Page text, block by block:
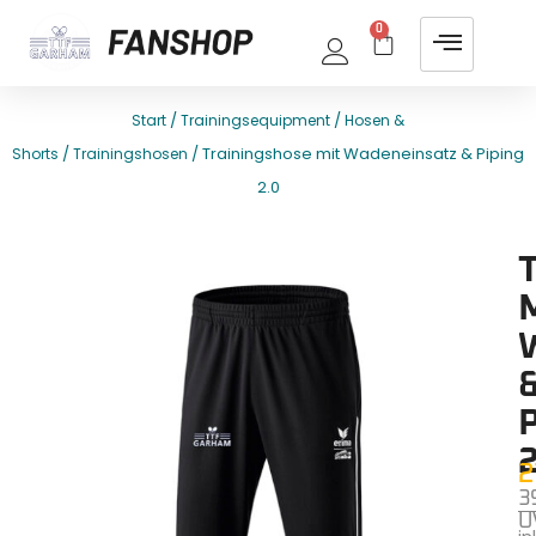
0
Start /Trainingsequipment /Hosen &
Shorts /Trainingshosen / Trainingshose mit Wadeneinsatz & Piping
2.0